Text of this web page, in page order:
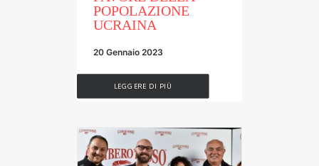
POPOLAZIONE
UCRAINA
20 Gennaio 2023
LEGGERE DI PIÙ